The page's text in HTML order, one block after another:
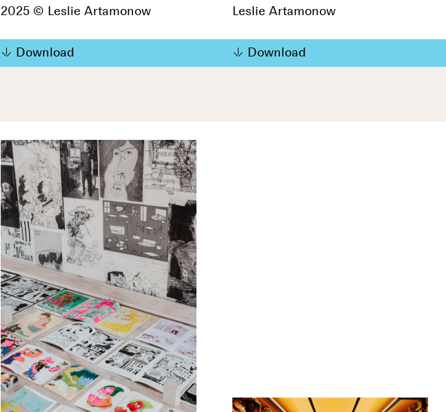
2025 © Leslie Artamonow
Download
Leslie Artamonow
Download